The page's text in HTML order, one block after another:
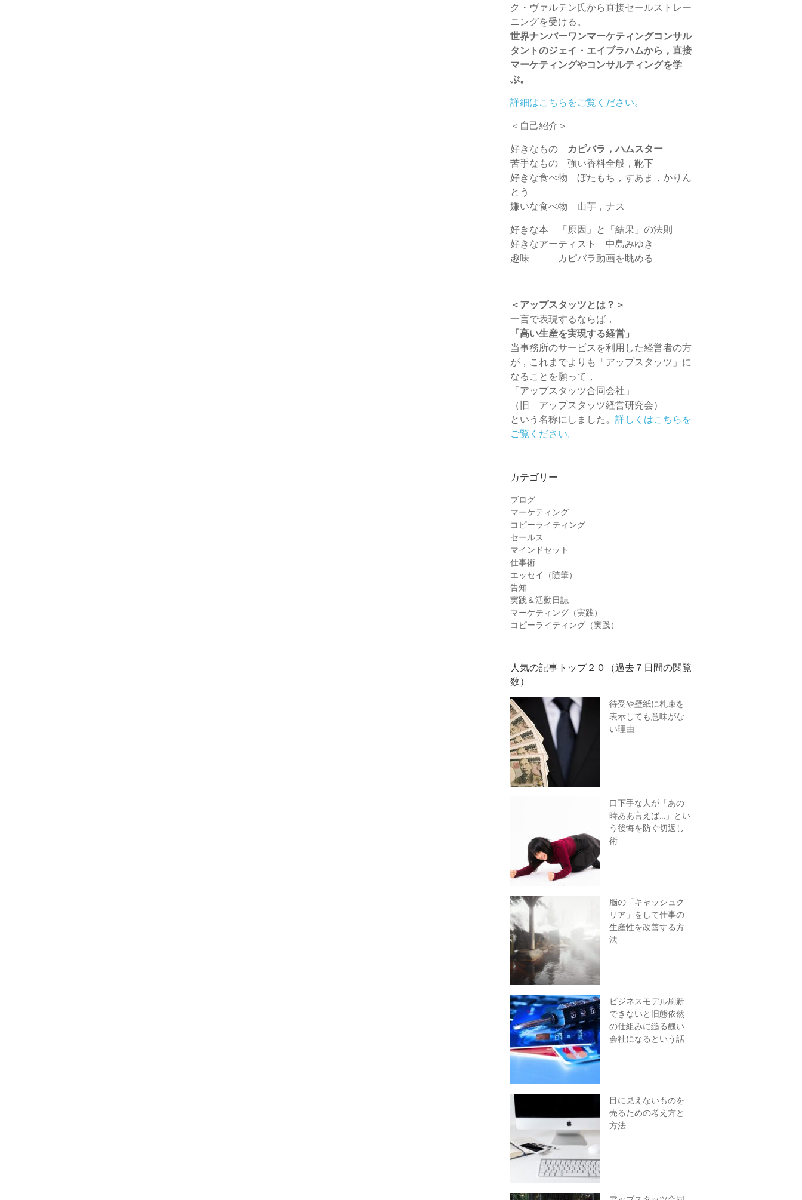
ク・ヴァルテン氏から直接セールストレー
ニングを受ける。
世界ナンバーワンマーケティングコンサル
タントのジェイ・エイブラハムから，直接
マーケティングやコンサルティングを学
ぶ。
詳細はこちらをご覧ください。
＜自己紹介＞
好きなもの カピバラ，ハムスター
苦手なもの 強い香料全般，靴下
好きな食べ物 ぼたもち，すあま，かりん
とう
嫌いな食べ物 山芋，ナス
好きな本 「原因」と「結果」の法則
好きなアーティスト 中島みゆき
趣味 カピバラ動画を眺める
＜アップスタッツとは？＞
一言で表現するならば，
「高い生産を実現する経営」
当事務所のサービスを利用した経営者の方
が，これまでよりも「アップスタッツ」に
なることを願って，
「アップスタッツ合同会社」
（旧 アップスタッツ経営研究会）
という名称にしました。詳しくはこちらを
ご覧ください。
カテゴリー
ブログ
マーケティング
コピーライティング
セールス
マインドセット
仕事術
エッセイ（随筆）
告知
実践＆活動日誌
マーケティング（実践）
コピーライティング（実践）
人気の記事トップ２０（過去７日間の閲覧
数）
待受や壁紙に札束を
表示しても意味がな
い理由
口下手な人が「あの
時ああ言えば…」とい
う後悔を防ぐ切返し
術
脳の「キャッシュク
リア」をして仕事の
生産性を改善する方
法
ビジネスモデル刷新
できないと旧態依然
の仕組みに縋る醜い
会社になるという話
目に見えないものを
売るための考え方と
方法